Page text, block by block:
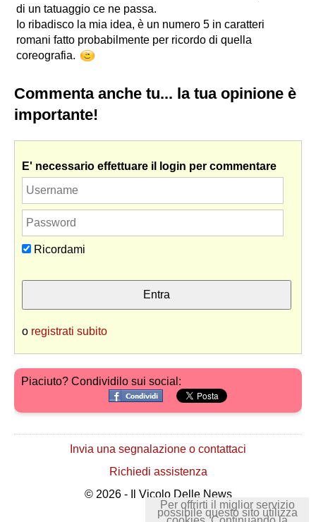
di un tatuaggio ce ne passa.
Io ribadisco la mia idea, è un numero 5 in caratteri
romani fatto probabilmente per ricordo di quella
coreografia.
Commenta anche tu... la tua opinione è
importante!
E' necessario effettuare il login per commentare
Ricordami
o registrati subito
Piaciuto? Condividilo sui social:
Invia una segnalazione o contattaci
Richiedi assistenza
© 2026 - Il Vicolo Delle News
Per offrirti il miglior servizio
possibile questo sito utilizza